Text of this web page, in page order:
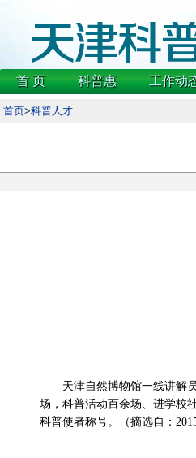
首 页 科普惠 工作动
首页>科普人才
天津自然博物馆一线讲解员
场，科普活动百余场、进学校
科普使者称号。（摘选自：